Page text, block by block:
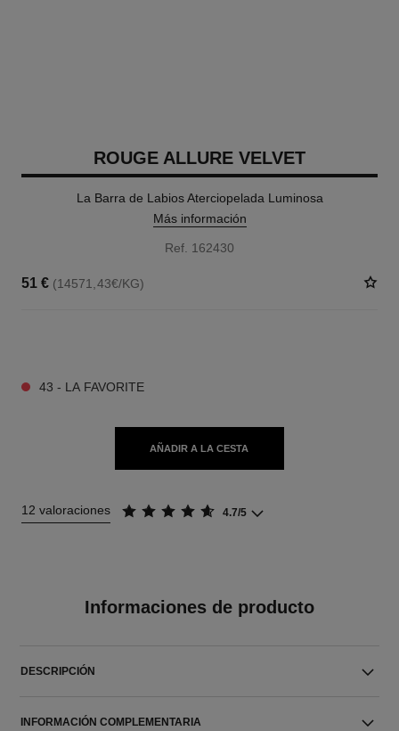
ROUGE ALLURE VELVET
La Barra de Labios Aterciopelada Luminosa
Más información
Ref. 162430
51 € (14571,43€/KG)
43 - LA FAVORITE
AÑADIR A LA CESTA
12 valoraciones 4.7/5
Informaciones de producto
DESCRIPCIÓN
INFORMACIÓN COMPLEMENTARIA